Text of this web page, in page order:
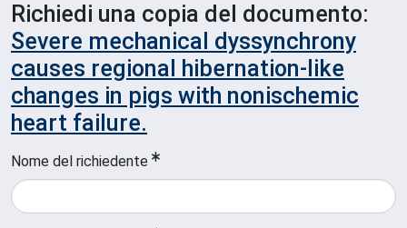
Richiedi una copia del documento:
Severe mechanical dyssynchrony
causes regional hibernation-like
changes in pigs with nonischemic
heart failure.
Nome del richiedente